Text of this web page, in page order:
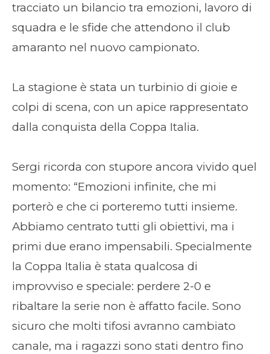
tracciato un bilancio tra emozioni, lavoro di
squadra e le sfide che attendono il club
amaranto nel nuovo campionato.
La stagione è stata un turbinio di gioie e
colpi di scena, con un apice rappresentato
dalla conquista della Coppa Italia.
Sergi ricorda con stupore ancora vivido quel
momento: “Emozioni infinite, che mi
porterò e che ci porteremo tutti insieme.
Abbiamo centrato tutti gli obiettivi, ma i
primi due erano impensabili. Specialmente
la Coppa Italia è stata qualcosa di
improvviso e speciale: perdere 2-0 e
ribaltare la serie non è affatto facile. Sono
sicuro che molti tifosi avranno cambiato
canale, ma i ragazzi sono stati dentro fino